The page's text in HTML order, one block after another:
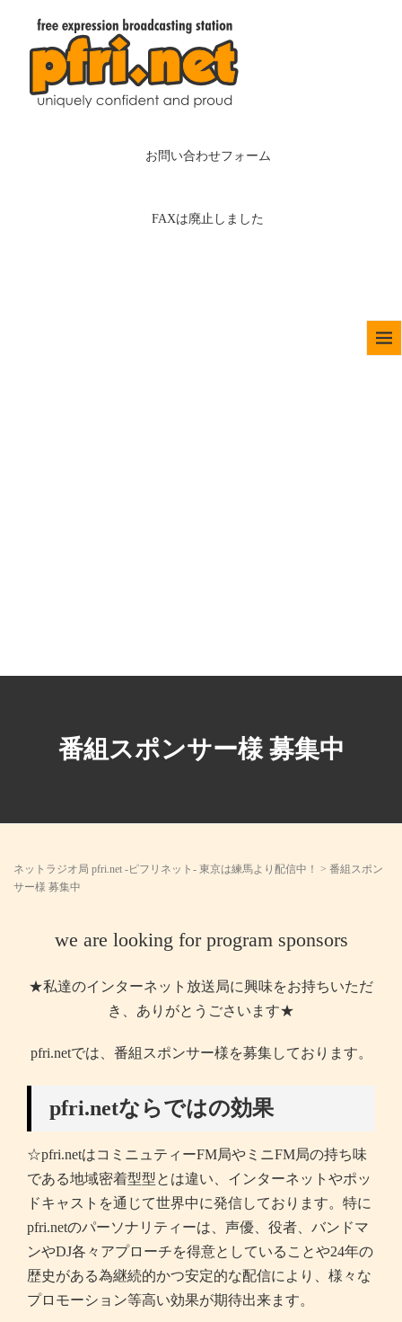
お問い合わせフォーム
FAXは廃止しました
番組スポンサー様 募集中
ネットラジオ局 pfri.net -ピフリネット- 東京は練馬より配信中！ > 番組スポン
サー様 募集中
we are looking for program sponsors
★私達のインターネット放送局に興味をお持ちいただ
き、ありがとうごさいます★
pfri.netでは、番組スポンサー様を募集しております。
pfri.netならではの効果
☆pfri.netはコミニュティーFM局やミニFM局の持ち味
である地域密着型型とは違い、インターネットやポッ
ドキャストを通じて世界中に発信しております。特に
pfri.netのパーソナリティーは、声優、役者、バンドマ
ンやDJ各々アプローチを得意としていることや24年の
歴史がある為継続的かつ安定的な配信により、様々な
プロモーション等高い効果が期待出来ます。